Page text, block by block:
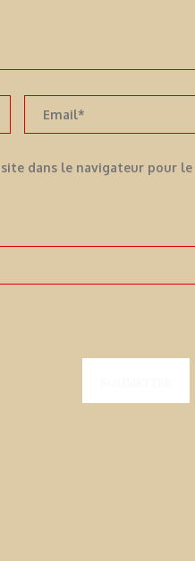
dans le navigateur pour